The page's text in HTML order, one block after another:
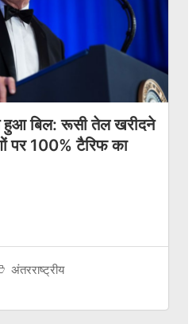
हुआ बिल: रूसी तेल खरीदने
पर 100% टैरिफ का
अंतरराष्ट्रीय